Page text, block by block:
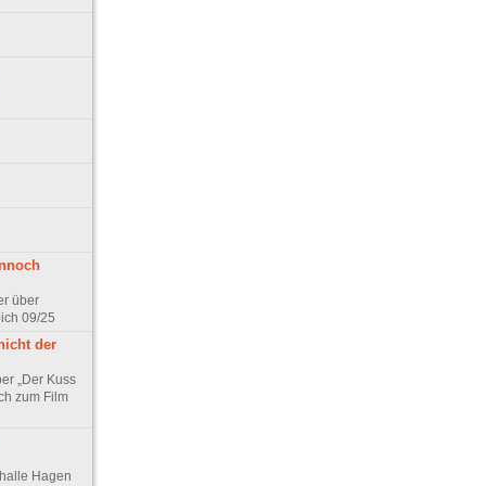
über
09/25
der
„Der Kuss
zum Film
Hagen